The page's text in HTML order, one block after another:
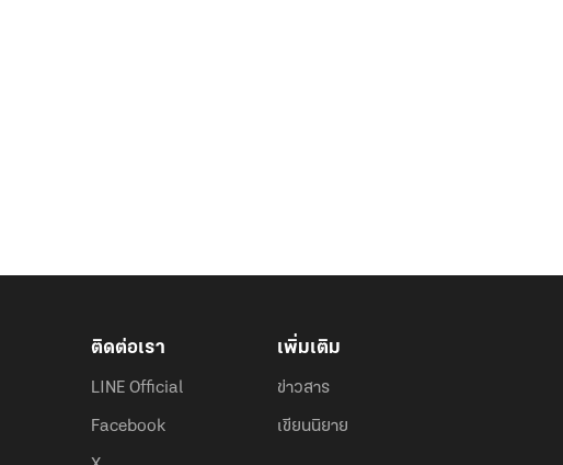
ติดต่อเรา
LINE Official
Facebook
เพิ่มเติม
ข่าวสาร
เขียนนิยาย